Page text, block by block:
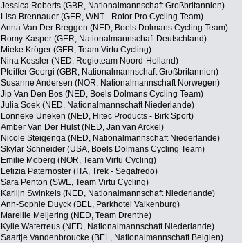
Jessica Roberts (GBR, Nationalmannschaft Großbritannien)
Lisa Brennauer (GER, WNT - Rotor Pro Cycling Team)
Anna Van Der Breggen (NED, Boels Dolmans Cycling Team)
Romy Kasper (GER, Nationalmannschaft Deutschland)
Mieke Kröger (GER, Team Virtu Cycling)
Nina Kessler (NED, Regioteam Noord-Holland)
Pfeiffer Georgi (GBR, Nationalmannschaft Großbritannien)
Susanne Andersen (NOR, Nationalmannschaft Norwegen)
Jip Van Den Bos (NED, Boels Dolmans Cycling Team)
Julia Soek (NED, Nationalmannschaft Niederlande)
Lonneke Uneken (NED, Hitec Products - Birk Sport)
Amber Van Der Hulst (NED, Jan van Arckel)
Nicole Steigenga (NED, Nationalmannschaft Niederlande)
Skylar Schneider (USA, Boels Dolmans Cycling Team)
Emilie Moberg (NOR, Team Virtu Cycling)
Letizia Paternoster (ITA, Trek - Segafredo)
Sara Penton (SWE, Team Virtu Cycling)
Karlijn Swinkels (NED, Nationalmannschaft Niederlande)
Ann-Sophie Duyck (BEL, Parkhotel Valkenburg)
Mareille Meijering (NED, Team Drenthe)
Kylie Waterreus (NED, Nationalmannschaft Niederlande)
Saartje Vandenbroucke (BEL, Nationalmannschaft Belgien)